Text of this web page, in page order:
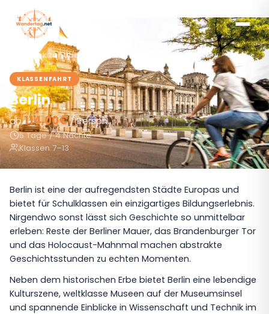
Zurück zur Übersicht
KLASSENFAHRT
Berlin
ab114,00€/ Person
5 Tage / 4 Nächte
Klassen 7–13
Berlin ist eine der aufregendsten Städte Europas und
bietet für Schulklassen ein einzigartiges Bildungserlebnis.
Nirgendwo sonst lässt sich Geschichte so unmittelbar
erleben: Reste der Berliner Mauer, das Brandenburger Tor
und das Holocaust-Mahnmal machen abstrakte
Geschichtsstunden zu echten Momenten.
Neben dem historischen Erbe bietet Berlin eine lebendige
Kulturszene, weltklasse Museen auf der Museumsinsel
und spannende Einblicke in Wissenschaft und Technik im